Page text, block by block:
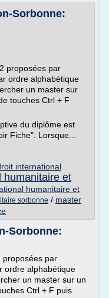
Sorbonne:
proposées par
ordre alphabétique
un master sur
touches Ctrl + F
du diplôme est
Fiche". Lorsque...
international
humanitaire et
humanitaire et
sorbonne / master
Sorbonne:
proposées par
ordre alphabétique
un master sur un
Ctrl + F puis